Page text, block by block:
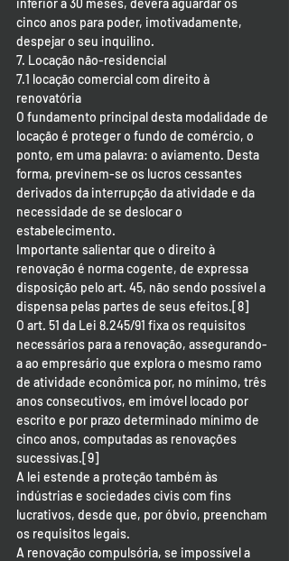
inferior a 30 meses, deverá aguardar os
cinco anos para poder, imotivadamente,
despejar o seu inquilino.
7. Locação não-residencial
7.1 locação comercial com direito à
renovatória
O fundamento principal desta modalidade de
locação é proteger o fundo de comércio, o
ponto, em uma palavra: o aviamento. Desta
forma, previnem-se os lucros cessantes
derivados da interrupção da atividade e da
necessidade de se deslocar o
estabelecimento.
Importante salientar que o direito à
renovação é norma cogente, de expressa
disposição pelo art. 45, não sendo possível a
dispensa pelas partes de seus efeitos.[8]
O art. 51 da Lei 8.245/91 fixa os requisitos
necessários para a renovação, assegurando-
a ao empresário que explora o mesmo ramo
de atividade econômica por, no mínimo, três
anos consecutivos, em imóvel locado por
escrito e por prazo determinado mínimo de
cinco anos, computadas as renovações
sucessivas.[9]
A lei estende a proteção também às
indústrias e sociedades civis com fins
lucrativos, desde que, por óbvio, preencham
os requisitos legais.
A renovação compulsória, se impossível a